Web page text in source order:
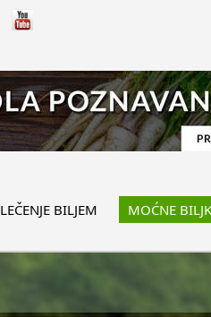
LEČENJE BILJEM MOĆNE